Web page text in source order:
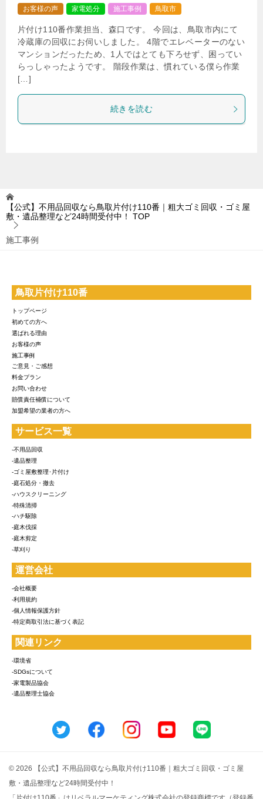
お客様の声
家電処分 施工事例 鳥取市
片付け110番作業担当、森口です。 今回は、鳥取市内にて
冷蔵庫の回収にお伺いしました。 4階でエレベーターのない
マンションだったため、1人ではとても下ろせず、困ってい
らっしゃったようです。 階段作業は、慣れている僕ら作業
[…]
続きを読む
【公式】不用品回収なら鳥取片付け110番｜粗大ゴミ回収・ゴミ屋
敷・遺品整理など24時間受付中！
TOP
施工事例
鳥取片付け110番
トップページ
初めての方へ
選ばれる理由
お客様の声
施工事例
ご意見・ご感想
料金プラン
お問い合わせ
賠償責任補償について
加盟希望の業者の方へ
サービス一覧
-不用品回収
-遺品整理
-ゴミ屋敷整理･片付け
-庭石処分・撤去
-ハウスクリーニング
-特殊清掃
-ハチ駆除
-庭木伐採
-庭木剪定
-草刈り
運営会社
-会社概要
-利用規約
-個人情報保護方針
-特定商取引法に基づく表記
関連リンク
-環境省
-SDGsについて
-家電製品協会
-遺品整理士協会
© 2026 【公式】不用品回収なら鳥取片付け110番｜粗大ゴミ回収・ゴミ屋
敷・遺品整理など24時間受付中！